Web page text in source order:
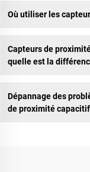
Où utiliser les
Capteurs de
quelle est la
Dépannage des
de proximité